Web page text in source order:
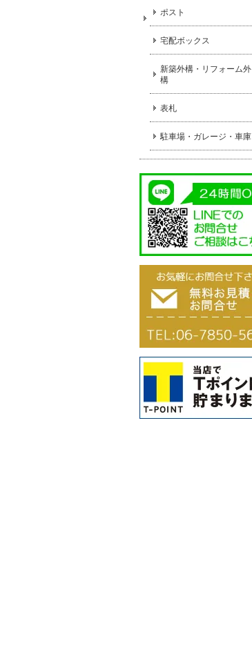
ポスト
宅配ボックス
新築外構・リフォーム外
構
表札
駐車場・ガレージ・車庫